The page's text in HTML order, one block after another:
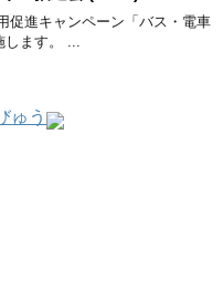
促進キャンペーン「バス・電車
ます。 ...